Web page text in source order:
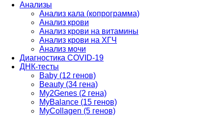
Анализы
Анализ кала (копрограмма)
Анализ крови
Анализ крови на витамины
Анализ крови на ХГЧ
Анализ мочи
Диагностика COVID-19
ДНК-тесты
Baby (12 генов)
Beauty (34 гена)
My2Genes (2 гена)
MyBalance (15 генов)
MyCollagen (5 генов)